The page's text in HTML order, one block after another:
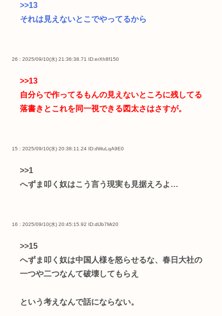
>>13
それは見えないとこでやってるから
26 : 2025/09/10(水) 21:36:38.71 ID:erXh8f150
>>13
自分らで作ってるもんの見えないところに残してる
落書きとこれを同一視できる図太さはさすが。
15 : 2025/09/10(水) 20:38:11.24 ID:dWuLqA9E0
>>1
へずま叩く奴はこう言う現実も見据えろよ…
16 : 2025/09/10(水) 20:45:15.92 ID:dlJb7Mr20
>>15
へずま叩く奴は中国人様を怒らせるな、春日大社の
一つや二つなんて破壊してもらえ
という考えなんで話にならない。